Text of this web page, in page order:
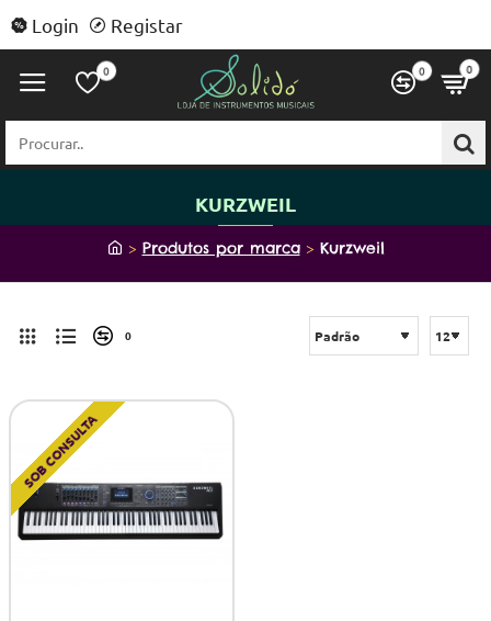
Login Registar
0 0 0
Procurar..
KURZWEIL
h
Produtos por marca Kurzweil
0
SOB CONSULTA